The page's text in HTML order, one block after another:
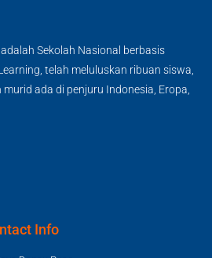
Sekolah Nasional berbasis
telah meluluskan ribuan siswa,
ada di penjuru Indonesia, Eropa,
Info